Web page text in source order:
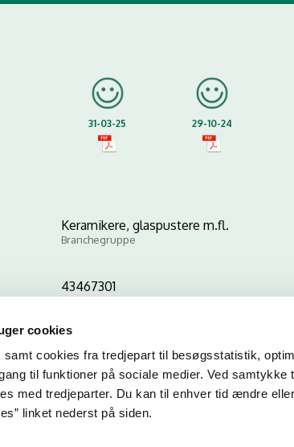
cookies
cookies fra tredjepart til besøgsstatistik,
til funktioner på sociale medier. Ved
med tredjeparter. Du kan til enhver tid ændre
linket nederst på siden.
31-03-25 29-10-24
Keramikere, glaspustere m.fl.
Branchegruppe
43467301
CVR-nr
Kopier link til at indsætte på virksomhedens